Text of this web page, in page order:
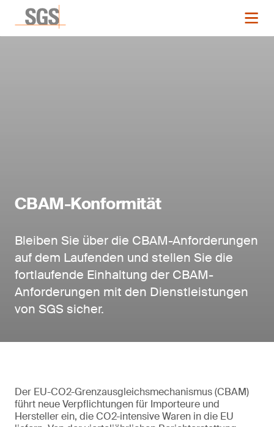
CBAM-Konformität
Bleiben Sie über die CBAM-Anforderungen
auf dem Laufenden und stellen Sie die
fortlaufende Einhaltung der CBAM-
Anforderungen mit den Dienstleistungen
von SGS sicher.
Der EU-CO2-Grenzausgleichsmechanismus (CBAM)
führt neue Verpflichtungen für Importeure und
Hersteller ein, die CO2-intensive Waren in die EU